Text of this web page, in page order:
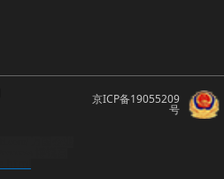
京ICP备19055209
号